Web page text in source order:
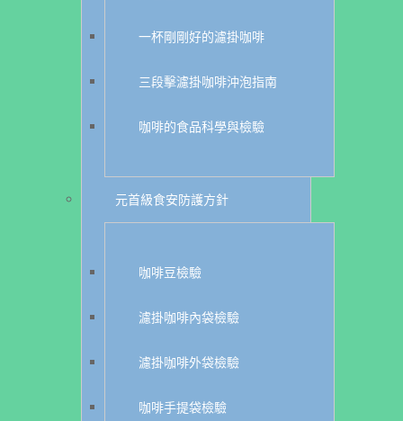
一杯剛剛好的濾掛咖啡
三段擊濾掛咖啡沖泡指南
咖啡的食品科學與檢驗
元首級食安防護方針
咖啡豆檢驗
濾掛咖啡內袋檢驗
濾掛咖啡外袋檢驗
咖啡手提袋檢驗